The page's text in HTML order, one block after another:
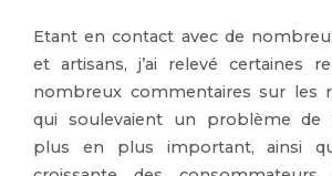
Etant en contact avec de
et artisans, j’ai relevé certaines
nombreux commentaires sur les
qui soulevaient un problème de
plus en plus important, ainsi